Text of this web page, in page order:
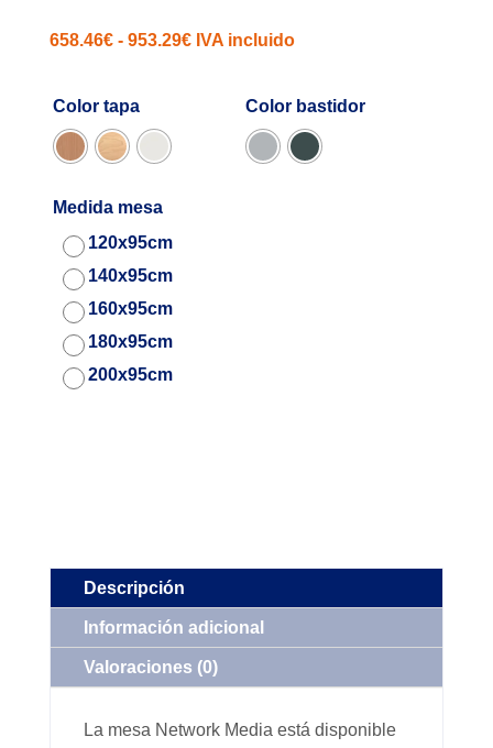
658.46€ - 953.29€Rango
precios:
658.46€
IVA incluido
Color tapa Color bastidor
Medida mesa
120x95cm
140x95cm
160x95cm
180x95cm
200x95cm
Descripción
Información adicional
Valoraciones (0)
La mesa Network Media está disponible